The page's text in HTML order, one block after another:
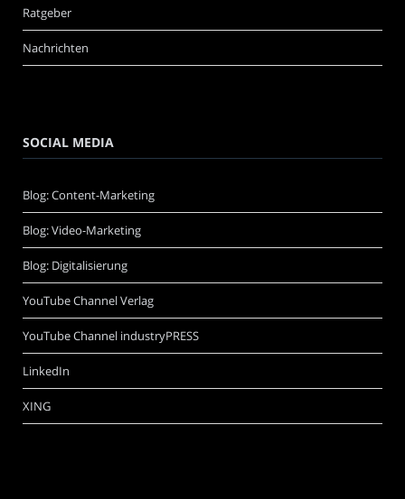
Ratgeber
Nachrichten
SOCIAL MEDIA
Blog: Content-Marketing
Blog: Video-Marketing
Blog: Digitalisierung
YouTube Channel Verlag
YouTube Channel industryPRESS
LinkedIn
XING